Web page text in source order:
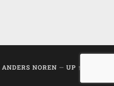
ANDERS NOREN — UP ↑